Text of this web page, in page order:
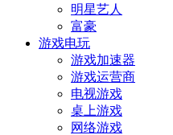
明星艺人
富豪
游戏电玩
游戏加速器
游戏运营商
电视游戏
桌上游戏
网络游戏